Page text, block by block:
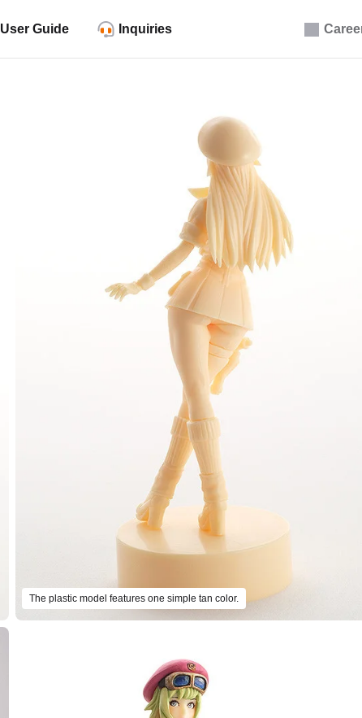
User Guide Inquiries
The plastic model features one simple tan color.